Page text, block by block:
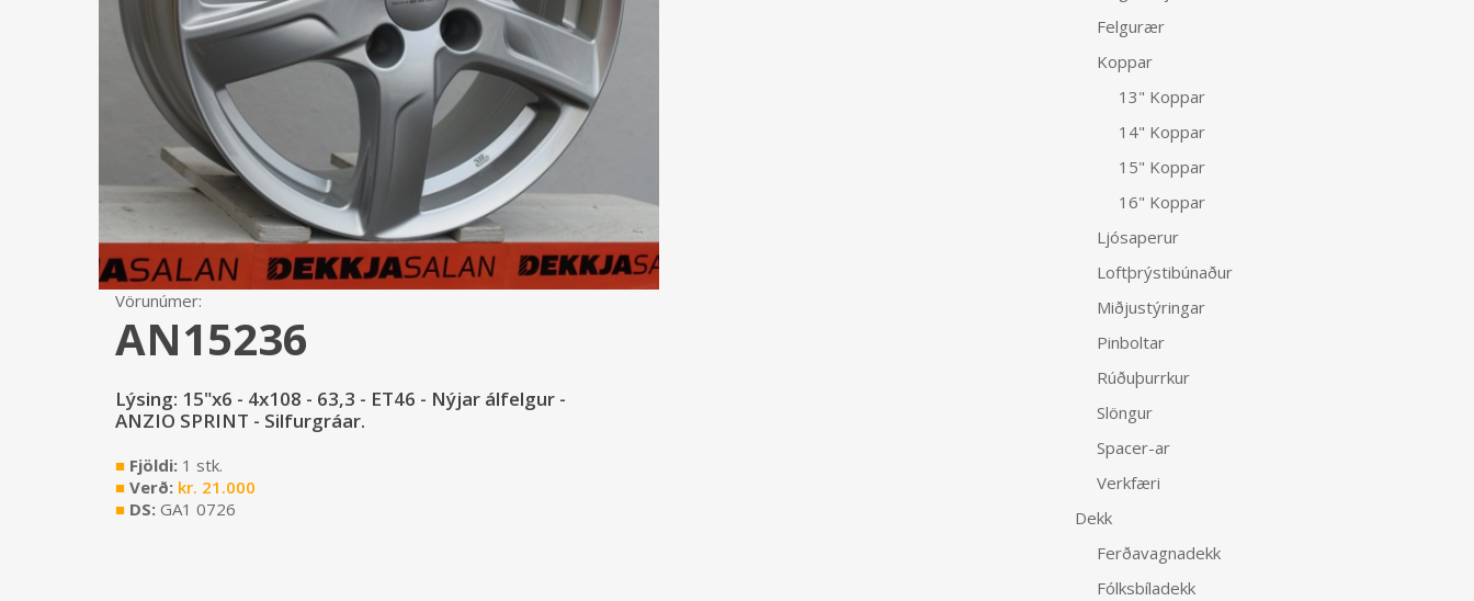
Vörunúmer:
AN15236
Lýsing: 15"x6 - 4x108 - 63,3 - ET46 - Nýjar álfelgur -
ANZIO SPRINT - Silfurgráar.
■ Fjöldi: 1 stk.
■ Verð: kr. 21.000
■ DS: GA1 0726
Felgurær
Koppar
13" Koppar
14" Koppar
15" Koppar
16" Koppar
Ljósaperur
Loftþrýstibúnaður
Miðjustýringar
Pinboltar
Rúðuþurrkur
Slöngur
Spacer-ar
Verkfæri
Dekk
Ferðavagnadekk
Fólksbíladekk